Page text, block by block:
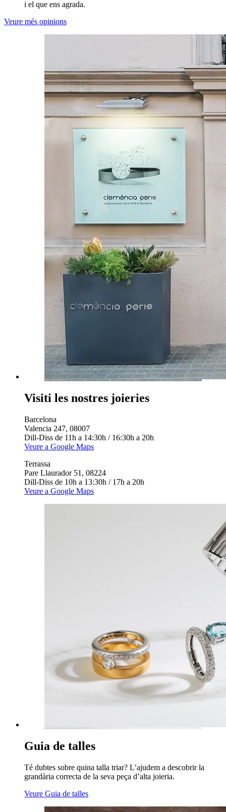
i el que ens agrada.
Veure més opinions
Visiti les nostres joieries
Barcelona
Valencia 247, 08007
Dill-Diss de 11h a 14:30h / 16:30h a 20h
Veure a Google Maps
Terrassa
Pare Llaurador 51, 08224
Dill-Diss de 10h a 13:30h / 17h a 20h
Veure a Google Maps
Guia de talles
Té dubtes sobre quina talla triar? L’ajudem a descobrir la
grandària correcta de la seva peça d’alta joieria.
Veure Guia de talles